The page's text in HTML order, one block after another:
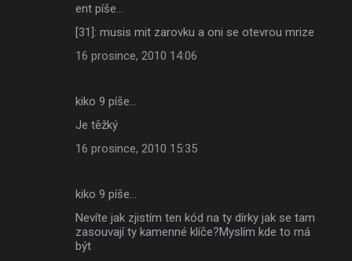
ent píše…
[31]: musis mit zarovku a oni se otevrou mrize
16 prosince, 2010 14:06
kiko 9 píše…
Je těžký
16 prosince, 2010 15:35
kiko 9 píše…
Nevíte jak zjistím ten kód na ty dírky jak se tam
zasouvají ty kamenné klíče?Myslím kde to má
být